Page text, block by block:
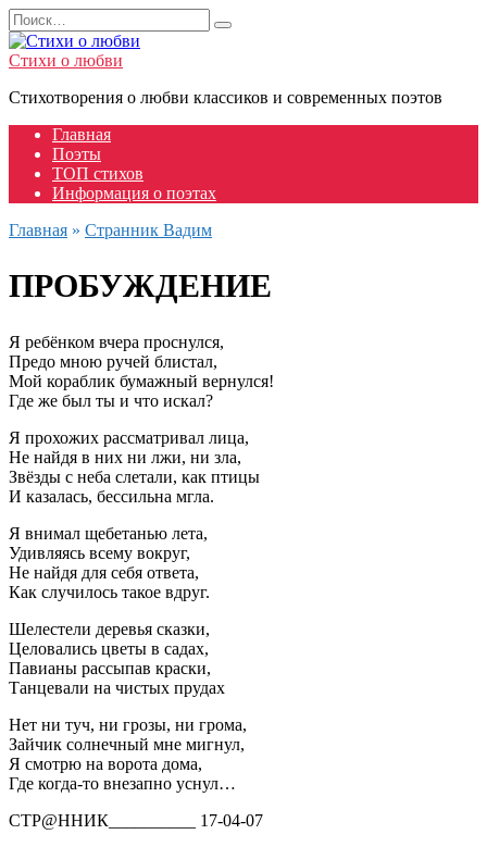
Перейти
к
содержанию
Search
for:
Стихи о любви
Стихотворения о любви классиков и современных поэтов
Главная
Поэты
ТОП стихов
Информация о поэтах
Главная » Странник Вадим
ПРОБУЖДЕНИЕ
Я ребёнком вчера проснулся,
Предо мною ручей блистал,
Мой кораблик бумажный вернулся!
Где же был ты и что искал?
Я прохожих рассматривал лица,
Не найдя в них ни лжи, ни зла,
Звёзды с неба слетали, как птицы
И казалась, бессильна мгла.
Я внимал щебетанью лета,
Удивляясь всему вокруг,
Не найдя для себя ответа,
Как случилось такое вдруг.
Шелестели деревья сказки,
Целовались цветы в садах,
Павианы рассыпав краски,
Танцевали на чистых прудах
Нет ни туч, ни грозы, ни грома,
Зайчик солнечный мне мигнул,
Я смотрю на ворота дома,
Где когда-то внезапно уснул…
СТР@ННИК__________ 17-04-07